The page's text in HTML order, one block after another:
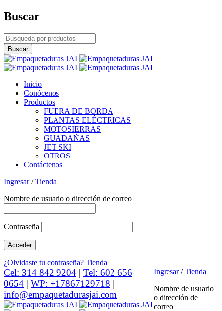
Buscar
Inicio
Conócenos
Productos
FUERA DE BORDA
PLANTAS ELÉCTRICAS
MOTOSIERRAS
GUADAÑAS
JET SKI
OTROS
Contáctenos
Ingresar/Tienda
Nombre de usuario o dirección de correo
Contraseña
¿Olvidaste tu contraseña? Tienda
Cel: 314 842 9204 | Tel: 602 656
0654 | WP: +17867129718 |
info@empaquetadurasjai.com
Ingresar/Tienda
Nombre de usuario
o dirección de
correo